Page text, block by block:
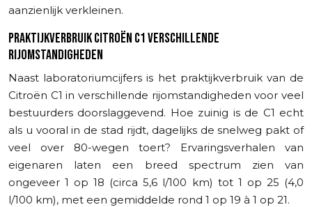
aanzienlijk verkleinen.
PRAKTIJKVERBRUIK CITROËN C1 VERSCHILLENDE
RIJOMSTANDIGHEDEN
Naast laboratoriumcijfers is het praktijkverbruik van de
Citroën C1 in verschillende rijomstandigheden voor veel
bestuurders doorslaggevend. Hoe zuinig is de C1 echt
als u vooral in de stad rijdt, dagelijks de snelweg pakt of
veel over 80-wegen toert? Ervaringsverhalen van
eigenaren laten een breed spectrum zien van
ongeveer 1 op 18 (circa 5,6 l/100 km) tot 1 op 25 (4,0
l/100 km), met een gemiddelde rond 1 op 19 à 1 op 21.